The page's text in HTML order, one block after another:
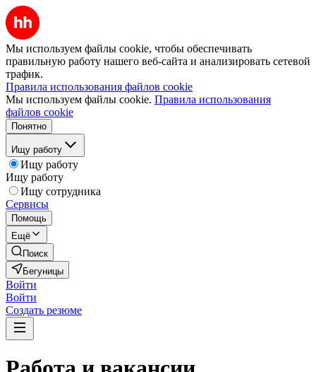
Мы используем файлы cookie, чтобы обеспечивать
правильную работу нашего веб-сайта и анализировать сетевой
трафик.
Правила использования файлов cookie
Мы используем файлы cookie. Правила использования
файлов cookie
Понятно
Ищу работу
Ищу работу
Ищу работу
Ищу сотрудника
Сервисы
Помощь
Ещё
Поиск
Бегуницы
Войти
Войти
Создать резюме